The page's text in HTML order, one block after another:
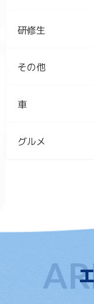
研修生
その他
車
グルメ